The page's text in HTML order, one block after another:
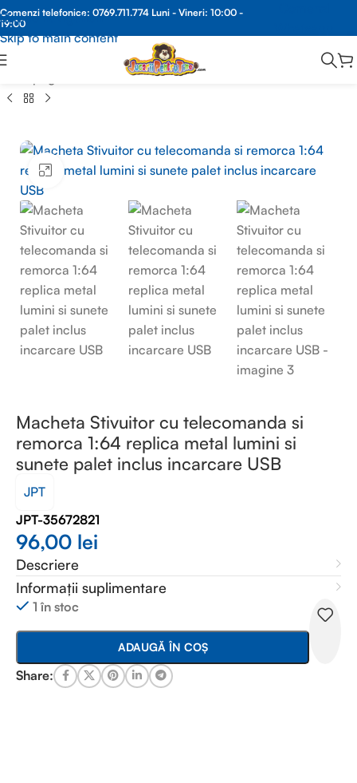
Skip to navigation
Skip to main content
Comenzi telefonice: 0769.711.774 Luni - Vineri: 10:00 -
19:00
MACHETE METAL/MACHETA AUTO SCARA 1:64
Faceți clic pentru a mări
Macheta Stivuitor cu telecomanda si
remorca 1:64 replica metal lumini si
sunete palet inclus incarcare USB
JPT
JPT-35672821
96,00 lei
Descriere
Informații suplimentare
1 în stoc
ADAUGĂ ÎN COȘ
Share: